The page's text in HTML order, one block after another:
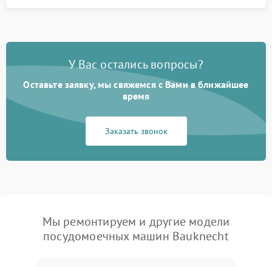
У Вас остались вопросы?
Оставьте заявку, мы свяжемся с Вами в ближайшее
время
Заказать звонок
Мы ремонтируем и другие модели
посудомоечных машин Bauknecht